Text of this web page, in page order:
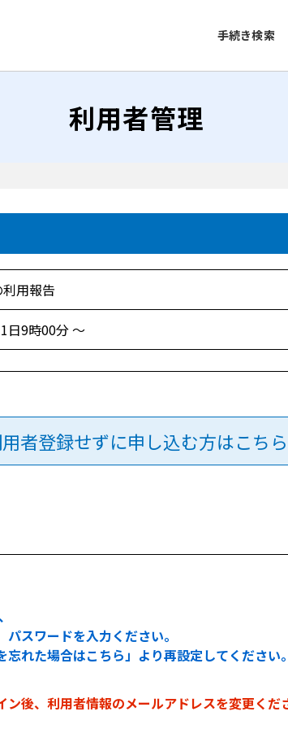
手続き検索
利用者管理
用報告
日9時00分 ～
者登録せずに申し込む方はこちら
スワードを入力ください。
れた場合はこちら」より再設定してください。
後、利用者情報のメールアドレスを変更くだ